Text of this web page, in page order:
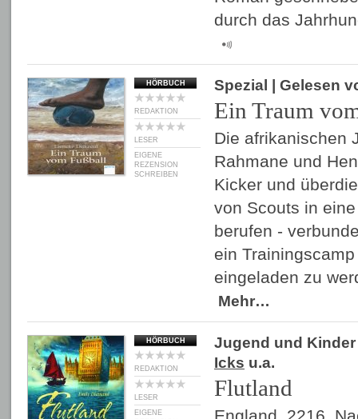
durch das
HÖRBUCH
REDAKTION
LESER
EIGENE
REZENSION
SCHREIBEN
Spezial | Gelesen
Ein Traum
Die afrikanischen
Rahmane und
Kicker und
von Scouts in
berufen -
ein
eingeladen zu
Mehr…
HÖRBUCH
REDAKTION
LESER
EIGENE
Jugend und Kinder
Icks u.a.
Flutland